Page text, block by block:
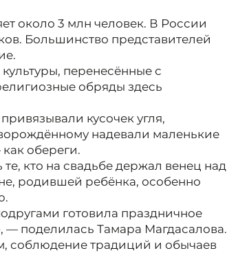
около 3 млн человек. В России
Большинство представителей
перенесённые с
обряды здесь
кусочек угля,
надевали маленькие
обереги.
кто на свадьбе держал венец над
родившей ребёнка, особенно
готовила праздничное
— поделилась Тамара Магдасалова.
соблюдение традиций и обычаев